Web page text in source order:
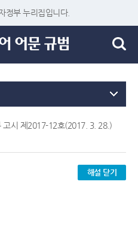
정부 누리집입니다.
고시 제2017-12호(2017. 3. 28.)
해설 닫기